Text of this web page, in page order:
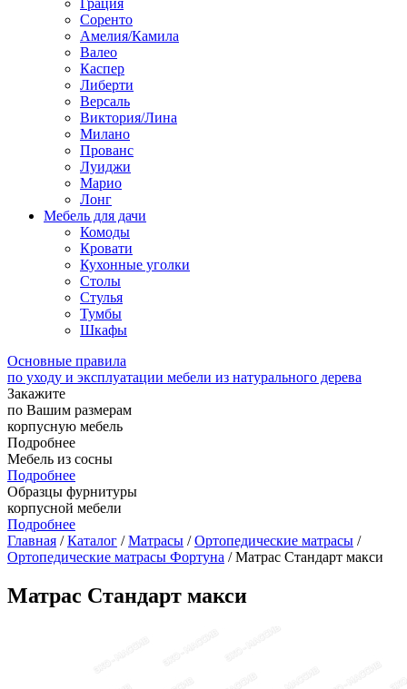
Грация
Соренто
Амелия/Камила
Валео
Каспер
Либерти
Версаль
Виктория/Лина
Милано
Прованс
Луиджи
Марио
Лонг
Мебель для дачи
Комоды
Кровати
Кухонные уголки
Столы
Стулья
Тумбы
Шкафы
Основные правила
по уходу и эксплуатации мебели из натурального дерева
Закажите
по Вашим размерам
корпусную мебель
Подробнее
Мебель из сосны
Подробнее
Образцы фурнитуры
корпусной мебели
Подробнее
Главная /Каталог /Матрасы /Ортопедические матрасы /
Ортопедические матрасы Фортуна / Матрас Стандарт макси
Матрас Стандарт макси